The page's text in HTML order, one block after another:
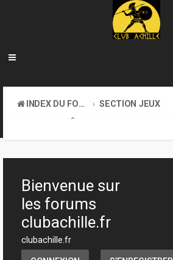
INDEX DU FORUM
SECTION JEUX
Bienvenue sur
les forums
clubachille.fr
clubachille.fr